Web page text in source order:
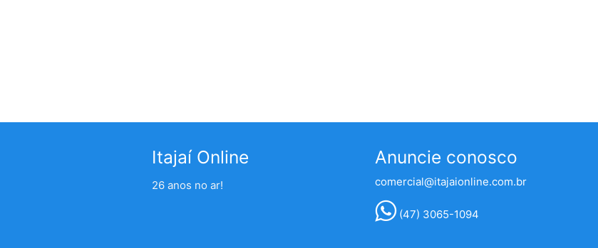
Itajaí Online
26 anos no ar!
Anuncie conosco
comercial@itajaionline.com.br
(47) 3065-1094